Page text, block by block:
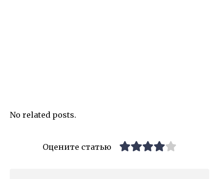
No related posts.
Оцените статью